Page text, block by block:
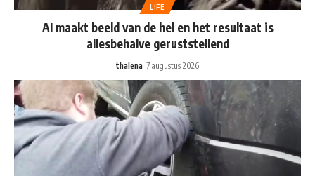
LIFE
AI maakt beeld van de hel en het resultaat is
allesbehalve geruststellend
thalena 7 augustus 2026